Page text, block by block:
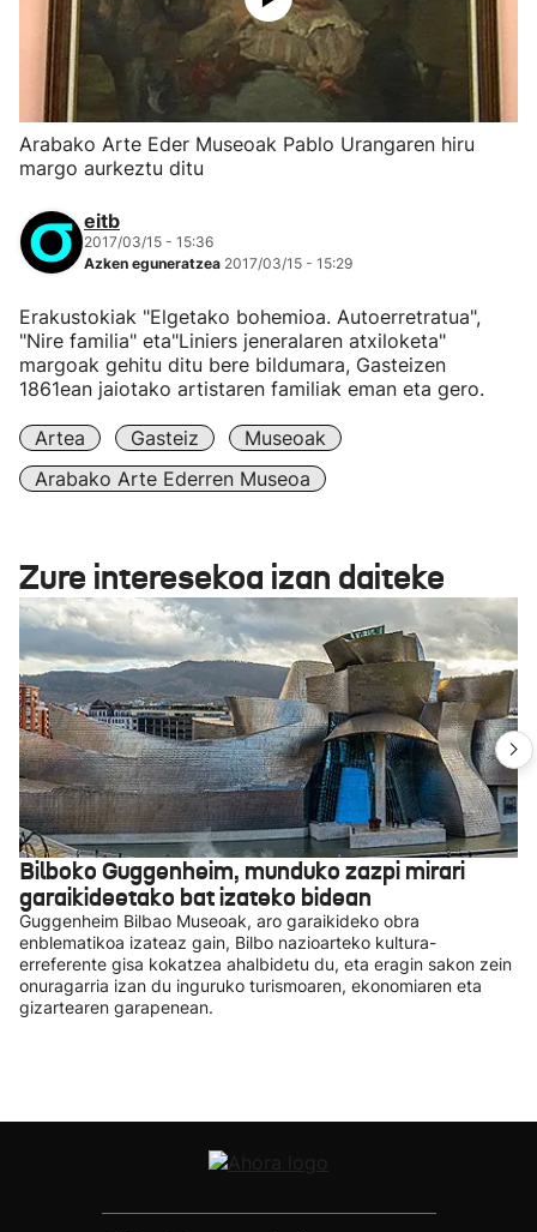
Arabako Arte Eder Museoak Pablo Urangaren hiru
margo aurkeztu ditu
eitb
2017/03/15 - 15:36
Azken eguneratzea 2017/03/15 - 15:29
Erakustokiak "Elgetako bohemioa. Autoerretratua",
"Nire familia" eta"Liniers jeneralaren atxiloketa"
margoak gehitu ditu bere bildumara, Gasteizen
1861ean jaiotako artistaren familiak eman eta gero.
Artea Gasteiz
Museoak
Arabako Arte Ederren Museoa
Zure interesekoa izan daiteke
Bilboko Guggenheim, munduko zazpi mirari
garaikideetako bat izateko bidean
Guggenheim Bilbao Museoak, aro garaikideko obra
enblematikoa izateaz gain, Bilbo nazioarteko kultura-
erreferente gisa kokatzea ahalbidetu du, eta eragin sakon zein
onuragarria izan du inguruko turismoaren, ekonomiaren eta
gizartearen garapenean.